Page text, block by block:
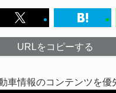
URLをコピーする
車情報のコンテンツを優